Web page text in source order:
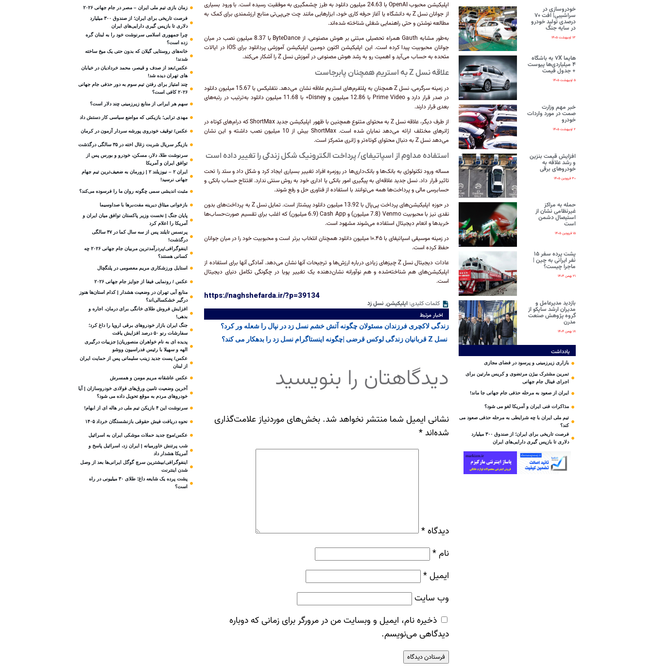
خودروسازی در
سراشیبی| افت ۷۰
درصدی تولید خودرو
در سایه جنگ
۱۳ اردیبهشت ۱۴۰۵
هایما ۷X به باشگاه
۴ میلیاردی‌ها پیوست
+ جدول قیمت
۵ اردیبهشت ۱۴۰۵
خبر مهم وزارت
صمت در مورد واردات
خودرو
۲ اردیبهشت ۱۴۰۵
افزایش قیمت بنزین
و رشد علاقه به
خودروهای برقی
۳۰ فروردین ۱۴۰۵
حمله به مراکز
غیرنظامی نشان از
استیصال دشمن
است
۱۵ فروردین ۱۴۰۵
پشت پرده سفر ۱۵
نفر ایرانی‌ به چین |
ماجرا چیست؟
۲۱ بهمن ۱۴۰۴
بازدید مدیرعامل و
مدیران ارشد ساپکو از
گروه پژوهش صنعت
مدرن
۱۸ بهمن ۱۴۰۴
یادداشت
بازاری زیرزمینی و پرسود در فضای مجازی
تمرین مشترک بیژن مرتضوی و کریس مارتین برای
اجرای فینال جام جهانی
ایران از صعود به مرحله حذفی جام جهانی جا ماند!
مذاکرات فنی ایران و آمریکا لغو می شود؟
تیم ملی ایران با چه شرایطی به مرحله حذفی صعود می
کند؟
فرصت تاریخی برای ایران؛ از صندوق ۳۰۰ میلیارد
دلاری تا بازپس گیری دارایی‌های ایران
اپلیکیشن محبوب OpenAI با 24.63 میلیون دانلود به طرز چشمگیری به موفقیت رسیده است. با ورود بسیاری
از جوانان نسل Z به دانشگاه یا آغاز حرفه کاری خود، ابزارهایی مانند چت جی‌پی‌تی منابع ارزشمندی برای کمک به
مطالعه نوشتن و حتی راهنمایی شغلی شناخته شده‌اند.
به‌طور مشابه Gauth همراه تحصیلی مبتنی بر هوش مصنوعی، از ByteDance با 8.37 میلیون نصب در میان
جوانان محبوبیت پیدا کرده است. این اپلیکیشن اکنون دومین اپلیکیشن آموزشی پر‌دانلود برای iOS در ایالات
متحده به حساب می‌آید و اهمیت رو به رشد هوش مصنوعی در آموزش نسل Z را آشکار می‌کند.
علاقه نسل Z به استریم همچنان پابرجاست
در زمینه سرگرمی، نسل Z همچنان به پلتفرم‌های استریم علاقه نشان می‌دهد. نتفلیکس با 15.67 میلیون دانلود
در صدر قرار دارد و Prime Video با 12.86 میلیون و Disney+ با 11.68 میلیون دانلود به‌ترتیب در رتبه‌های
بعدی قرار دارند.
از طرف دیگر، علاقه نسل Z به محتوای متنوع همچنین با ظهور اپلیکیشن جدید ShortMax که درام‌های کوتاه در
ژانرهای مختلف ارائه می‌دهد نمایان شده است. ShortMax بیش از 10 میلیون نصب داشته و این نشان
می‌دهد نسل Z به دنبال محتوای کوتاه‌تر و ژانری متمرکز است.
استفاده مداوم از اسپاتیفای/ پرداخت الکترونیک شکل زندگی را تغییر داده است
مساله ورود تکنولوژی به بانک‌ها و بانک‌داری‌ها در روزمره افراد تغییر بسیاری ایجاد کرد و شکل داد و ستد را تحت
تاثیر قرار داد. نسل جدید علاقه‌ای به پیگیری امور بانکی یا اداری خود به روش سنتی ندارد. افتتاح حساب بانکی و
حسابرسی مالی و پرداخت‌ها همه می‌توانند با استفاده از فناوری حل و رفع شوند.
در حوزه اپلیکیشن‌های پرداخت پی‌پال با 13.92 میلیون دانلود پیشتاز است. تمایل نسل Z به پرداخت‌های بدون
نقدی نیز با محبوبیت Venmo (7.8 میلیون) و Cash App (6.9 میلیون) که اغلب برای تقسیم صورت‌حساب‌ها
خریدها و انعام دیجیتال استفاده می‌شوند مشهود است.
در زمینه موسیقی اسپاتیفای با ۱۰.۴۵ میلیون دانلود همچنان انتخاب برتر است و محبوبیت خود را در میان جوانان
حفظ کرده است.
عادات دیجیتال نسل Z چیزهای زیادی درباره ارزش‌ها و ترجیحات آنها نشان می‌دهد. آمادگی آنها برای استفاده از
اپلیکیشن‌های هم شناخته‌شده و هم نوآورانه نشان‌دهنده یک تغییر پویا در چگونگی تکامل دنیای دیجیتال
است.
https://naghshefarda.ir/?p=39134
کلمات کلیدی: اپلیکیشن, نسل زد
اخبار مرتبط
زندگی لاکچری فرزندان مسئولان چگونه آتش خشم نسل زد در نپال را شعله ور کرد؟
نسل Z قربانیان زندگی لوکس قرضی |چگونه اینستاگرام نسل زد را بدهکار می کند؟
دیدگاهتان را بنویسید
نشانی ایمیل شما منتشر نخواهد شد. بخش‌های موردنیاز علامت‌گذاری
شده‌اند*
دیدگاه*
نام*
ایمیل*
وب‌ سایت
ذخیره نام، ایمیل و وبسایت من در مرورگر برای زمانی که دوباره
دیدگاهی می‌نویسم.
زمان بازی تیم ملی ایران – مصر در جام جهانی ۲۰۲۶
فرصت تاریخی برای ایران؛ از صندوق ۳۰۰ میلیارد
دلاری تا بازپس گیری دارایی‌های ایران
چرا جمهوری اسلامی سرنوشت خود را به لبنان گره
زده است؟
خانه‌های روستایی گیلان که بدون حتی یک میخ ساخته
شدند!
عکس/بعد از صدف و قیصر، محمد خردادیان در خیابان
های تهران دیده شد!
چند امتیاز برای رفتن تیم سوم به دور حذفی جام جهانی
۲۰۲۶ کافی است؟
سهم هر ایرانی از منابع زیرزمینی چند دلار است؟
مهدی ترابی؛ بازیکنی که مواضع سیاسی‌ کار دستش داد
عکس/ توقیف خودروی پورشه سردار آزمون در کرمان
بازیگر سریال شربت زغال‌ اخته در ۳۵ سالگی درگذشت
سرنوشت طلا، دلار، مسکن، خودرو و بورس پس از
توافق ایران و آمریکا
ایران ۲ – نیوزیلند ۲ | زورمان به ضعیف‌ترین تیم جهام
جهانی نرسید!
مثبت‌ اندیشی سمی چگونه روان ما را فرسوده می‌کند؟
بازخوانی میثاق دیرینه مفت‌برها با صداوسیما
پایان جنگ | نخست وزیر پاکستان توافق میان ایران و
آمریکا را اعلام کرد
پرنسس تایلند پس از سه سال کما در ۴۷ سالگی
درگذشت!
اینفوگرافی/پردرآمدترین مربیان جام جهانی ۲۰۲۶ چه
کسانی هستند؟
استایل ورزشکاری مریم معصومی در پلنگچال
عکس / رونمایی فیفا از جوایز جام جهانی ۲۰۲۶
منابع آبی تهران در وضعیت هشدار | کدام استان‌ها هنوز
درگیر خشکسالی‌اند؟
افزایش فروش طلای خانگی برای درمان، اجاره و
بدهی!
جنگ ایران بازار خودروهای برقی اروپا را داغ کرد؛
سفارشات رنو ۵۰ درصد افزایش یافت
پدیده ای به نام خواهران منصوریان| جزییات درگیری
الهه و سهیلا با رئیس فدراسیون ووشو
عکس/ پست جدید زینب سلیمانی پس از حمایت ایران
از لبنان
عکس عاشقانه مریم مومن و همسرش
آخرین وضعیت تامین ورق‌های فولادی خودروسازان | آیا
خودروهای مردم به موقع تحویل داده می شود؟
سرنوشت این ۴ بازیکن تیم ملی در هاله ای از ابهام!
نحوه دریافت فیش حقوقی بازنشستگان خرداد ۱۴۰۵
عکس/موج جدید حملات موشکی ایران به اسرائیل
شب پرتنش خاورمیانه | ایران زد، اسرائیل پاسخ و
آمریکا هشدار داد
اینفوگرافی/بیشترین سرچ گوگل ایرانی‌ها بعد از وصل
شدن اینترنت
پشت پرده یک شایعه داغ؛ طلای ۳۰ میلیونی در راه
است؟